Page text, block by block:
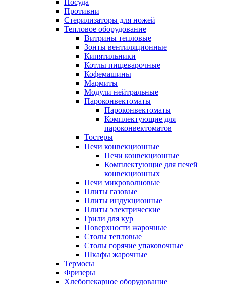
Посуда
Противни
Стерилизаторы для ножей
Тепловое оборудование
Витрины тепловые
Зонты вентиляционные
Кипятильники
Котлы пищеварочные
Кофемашины
Мармиты
Модули нейтральные
Пароконвектоматы
Пароконвектоматы
Комплектующие для
пароконвектоматов
Тостеры
Печи конвекционные
Печи конвекционные
Комплектующие для печей
конвекционных
Печи микроволновые
Плиты газовые
Плиты индукционные
Плиты электрические
Грили для кур
Поверхности жарочные
Столы тепловые
Столы горячие упаковочные
Шкафы жарочные
Термосы
Фризеры
Хлебопекарное оборудование